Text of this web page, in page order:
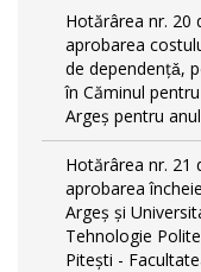
Hotărârea nr. 20
aprobarea
de dependențǎ,
în Căminul
Argeș pentru
Hotărârea nr. 21
aprobarea
Argeș și
Tehnologie
Pitești -